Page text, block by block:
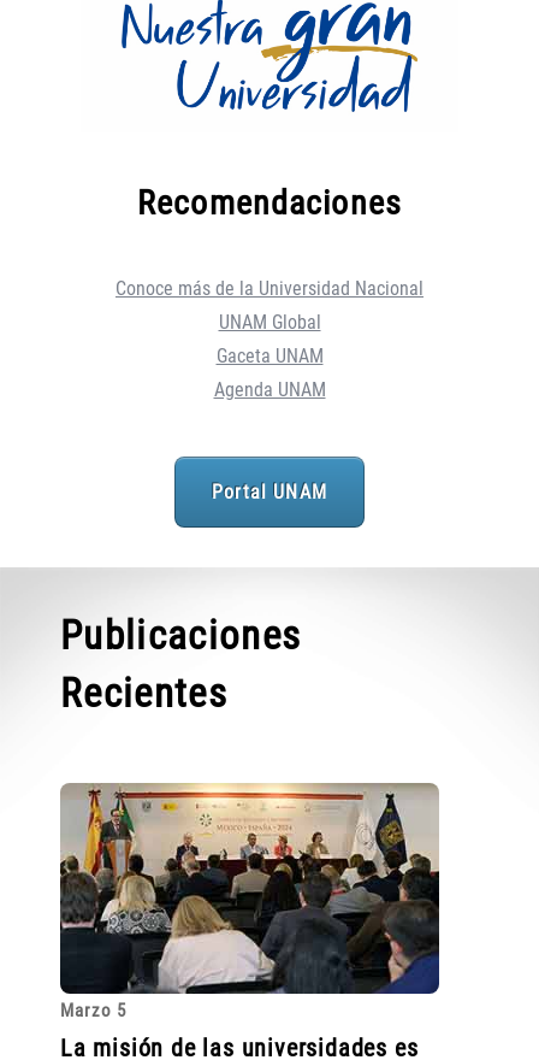
Recomendaciones
Conoce más de la Universidad Nacional
UNAM Global
Gaceta UNAM
Agenda UNAM
Portal UNAM
Publicaciones
Recientes
Marzo 5
La misión de las universidades es